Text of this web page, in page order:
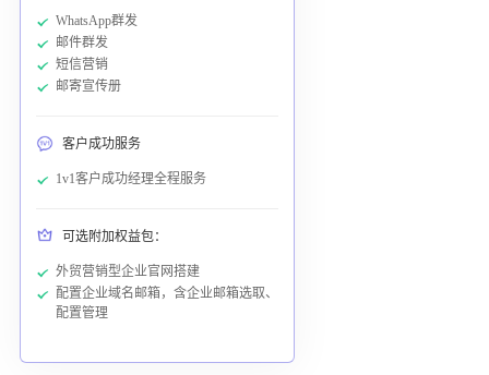
WhatsApp群发
邮件群发
短信营销
邮寄宣传册
客户成功服务
1v1客户成功经理全程服务
可选附加权益包：
外贸营销型企业官网搭建
配置企业域名邮箱，含企业邮箱选取、
配置管理